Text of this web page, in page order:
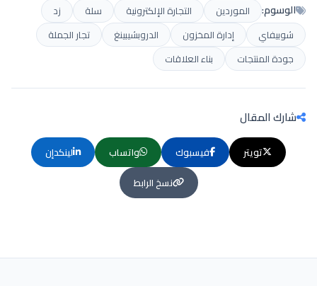
الوسوم: الموردين التجارة الإلكترونية سلة
زد
شوبيفاي
إدارة المخزون الدروبشيبينغ
تجار الجملة
جودة المنتجات
بناء العلاقات
شارك المقال
تويتر فيسبوك واتساب
لينكدإن
نسخ الرابط